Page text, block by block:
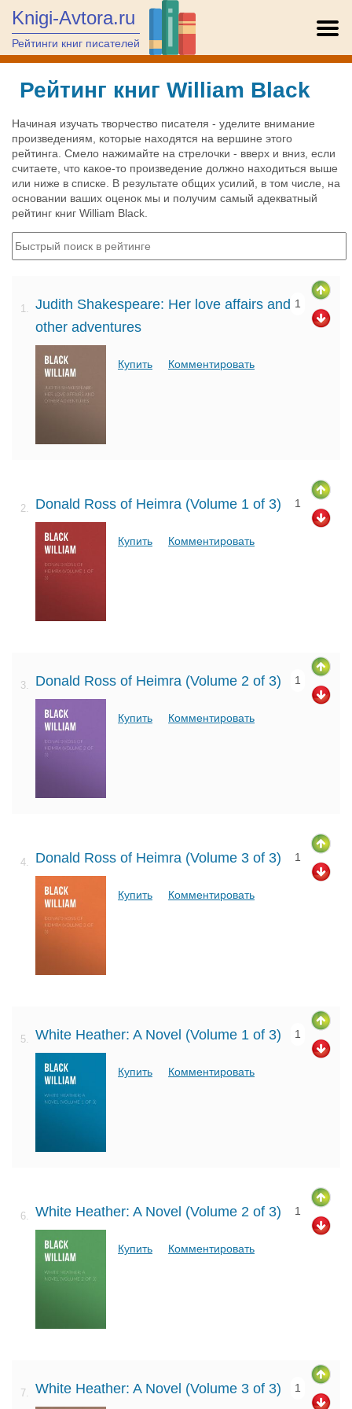
Knigi-Avtora.ru
Рейтинги книг писателей
Рейтинг книг William Black
Начиная изучать творчество писателя - уделите внимание
произведениям, которые находятся на вершине этого
рейтинга. Смело нажимайте на стрелочки - вверх и вниз, если
считаете, что какое-то произведение должно находиться выше
или ниже в списке. В результате общих усилий, в том числе, на
основании ваших оценок мы и получим самый адекватный
рейтинг книг William Black.
1.
Judith Shakespeare: Her love affairs and
other adventures
1
Купить Комментировать
2. Donald Ross of Heimra (Volume 1 of 3) 1
Купить Комментировать
3. Donald Ross of Heimra (Volume 2 of 3) 1
Купить Комментировать
4. Donald Ross of Heimra (Volume 3 of 3) 1
Купить Комментировать
5. White Heather: A Novel (Volume 1 of 3) 1
Купить Комментировать
6. White Heather: A Novel (Volume 2 of 3) 1
Купить Комментировать
7. White Heather: A Novel (Volume 3 of 3) 1